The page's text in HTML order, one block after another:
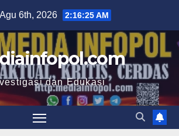
6th, 2026 2:16:26 AM
dan Edukasi